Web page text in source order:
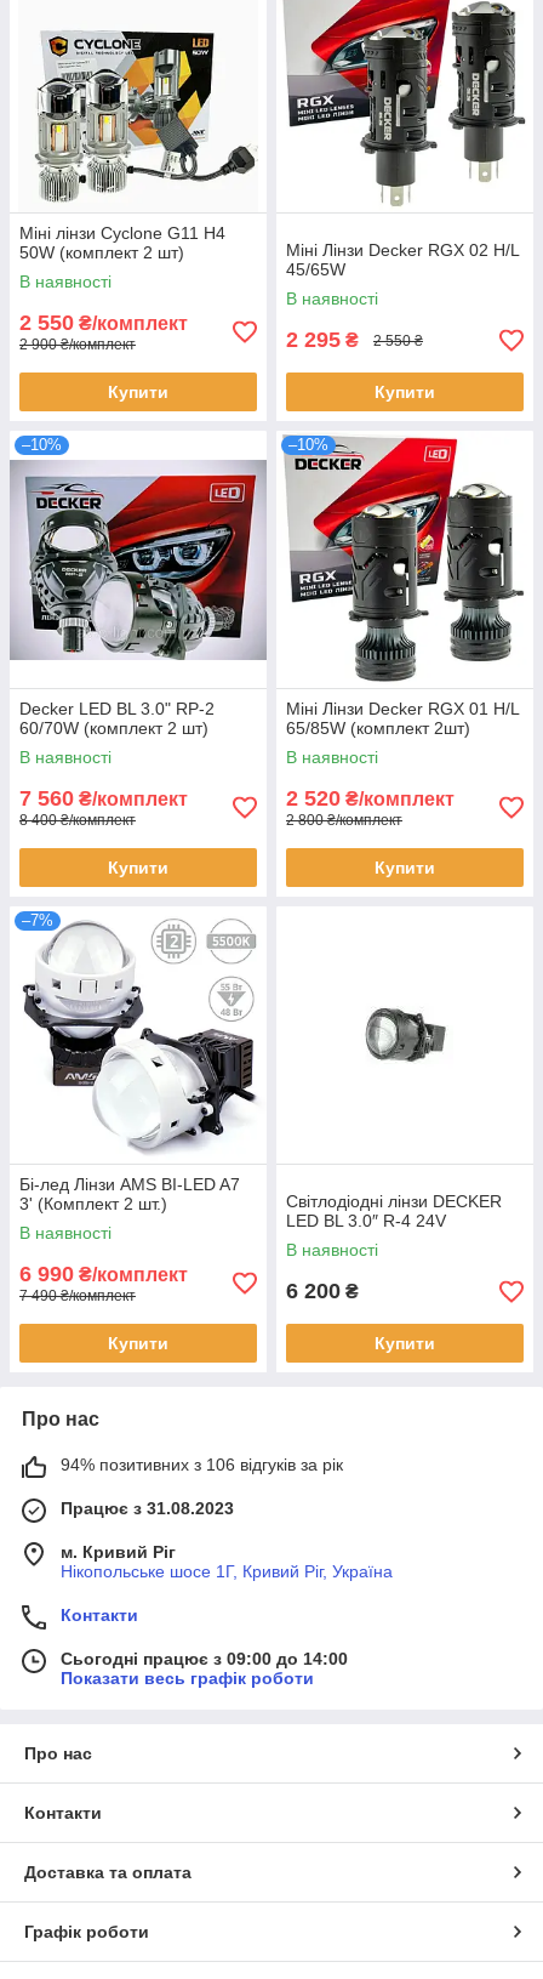
Міні лінзи Cyclone G11 H4
50W (комплект 2 шт)
В наявності
2 550 ₴/комплект
2 900 ₴/комплект
Купити
Міні Лінзи Decker RGX 02 H/L
45/65W
В наявності
2 295 ₴ 2 550 ₴
Купити
–10%
Decker LED BL 3.0" RP-2
60/70W (комплект 2 шт)
В наявності
7 560 ₴/комплект
8 400 ₴/комплект
Купити
–10%
Міні Лінзи Decker RGX 01 H/L
65/85W (комплект 2шт)
В наявності
2 520 ₴/комплект
2 800 ₴/комплект
Купити
–7%
Бі-лед Лінзи AMS BI-LED A7
3' (Комплект 2 шт.)
В наявності
6 990 ₴/комплект
7 490 ₴/комплект
Купити
Світлодіодні лінзи DECKER
LED BL 3.0″ R-4 24V
В наявності
6 200 ₴
Купити
Про нас
94% позитивних з 106 відгуків за рік
Працює з 31.08.2023
м. Кривий Ріг
Нікопольське шосе 1Г, Кривий Ріг, Україна
Контакти
Сьогодні працює з 09:00 до 14:00
Показати весь графік роботи
Про нас
Контакти
Доставка та оплата
Графік роботи